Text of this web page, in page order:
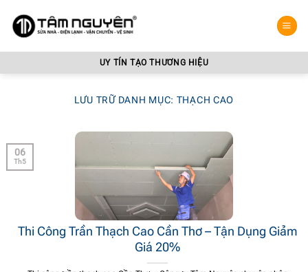
qua
dung
UY TÍN TẠO THƯƠNG HIỆU
LƯU TRỮ DANH MỤC: THẠCH CAO
Thi Công Trần Thạch Cao Cần Thơ – Tận Dụng Giảm
Giá 20%
06
Th5